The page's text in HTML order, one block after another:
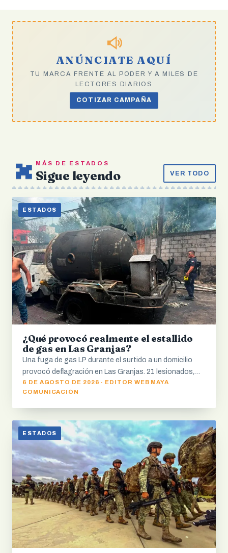
ANÚNCIATE AQUÍ
TU MARCA FRENTE AL PODER Y A MILES DE
LECTORES DIARIOS
COTIZAR CAMPAÑA
MÁS DE ESTADOS
Sigue leyendo VER TODO
ESTADOS
¿Qué provocó realmente el estallido
de gas en Las Granjas?
Una fuga de gas LP durante el surtido a un domicilio
provocó deflagración en Las Granjas. 21 lesionados,…
6 DE AGOSTO DE 2026 · EDITOR WEB MAYA
COMUNICACIÓN
ESTADOS